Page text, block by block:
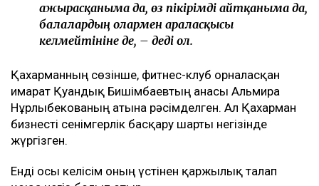
ажырасқаныма да, өз пікірімді айтқаныма да,
балалардың олармен араласқысы
келмейтініне де, – деді ол.
Қахарманның сөзінше, фитнес-клуб орналасқан
ғимарат Қуандық Бишімбаевтың анасы Альмира
Нұрлыбекованың атына рәсімделген. Ал Қахарман
бизнесті сенімгерлік басқару шарты негізінде
жүргізген.
Енді осы келісім оның үстінен қаржылық талап